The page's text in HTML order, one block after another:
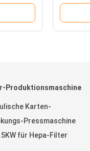
Produktionsmaschine
Karten-
Pressmaschine
für Hepa-Filter